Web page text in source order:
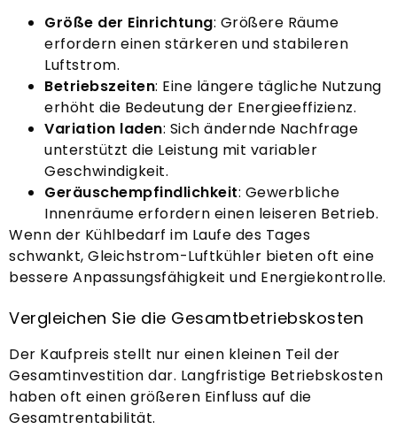
Größe der Einrichtung: Größere Räume
erfordern einen stärkeren und stabileren
Luftstrom.
Betriebszeiten: Eine längere tägliche Nutzung
erhöht die Bedeutung der Energieeffizienz.
Variation laden: Sich ändernde Nachfrage
unterstützt die Leistung mit variabler
Geschwindigkeit.
Geräuschempfindlichkeit: Gewerbliche
Innenräume erfordern einen leiseren Betrieb.
Wenn der Kühlbedarf im Laufe des Tages
schwankt, Gleichstrom-Luftkühler bieten oft eine
bessere Anpassungsfähigkeit und Energiekontrolle.
Vergleichen Sie die Gesamtbetriebskosten
Der Kaufpreis stellt nur einen kleinen Teil der
Gesamtinvestition dar. Langfristige Betriebskosten
haben oft einen größeren Einfluss auf die
Gesamtrentabilität.